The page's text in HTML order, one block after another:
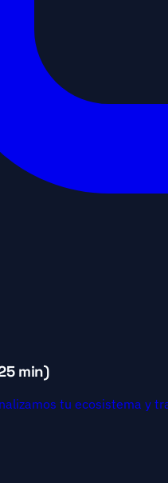
min)
tu ecosistema y